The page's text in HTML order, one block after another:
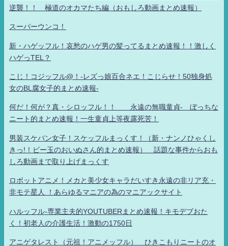
逆襲！！ 極道のオカマたち編（おもしろ動画まとめ速報）
スーパーウンコ！
新・ハゲッフル！哀愁のハゲ男の髪ってるまとめ速報！！激しく
ハゲっTEL？
こじ！コジッフル@！-レズっ娘百合ネエ！こじらせ！50独身処
女のBL腐女子的まとめ速報-
何だ！何が？真・シロッフル！！ 永遠の無職童貞- ぼっちな
ニート的まとめ速報！一生童貞上等夜露死苦！
男装スケバン女子！スケッフルまっくす！（新・ナンノひゃくし
きっ!！ビー玉のおいぬさん的まとめ速報） 話題な事件からおも
しろ動画まで取り上げまっくす
ロボットアニメ！メカと美少女キャラだいすき永遠の非リア充・
非モテ星人 ！あらゆるマニアの為のマニアックサイト
ハルッフル-専業主夫的YOUTUBERまとめ速報！キモデブおた
く！初老人の介護生活！激動の1750日
アニゲタレスト（元祖！アニメッフル） ひきこもりニートのオ